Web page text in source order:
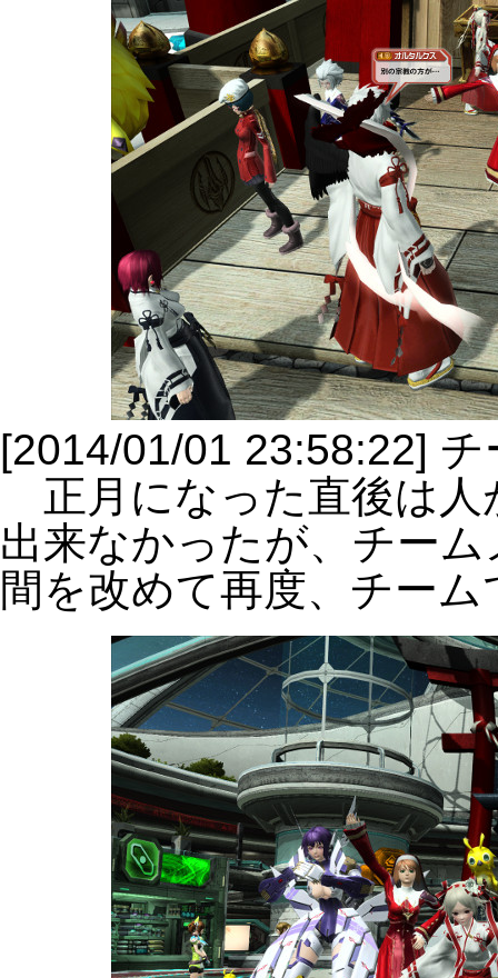
[2014/01/01 23:58:22]
正月になった直後は人
出来なかったが、チー
間を改めて再度、チー